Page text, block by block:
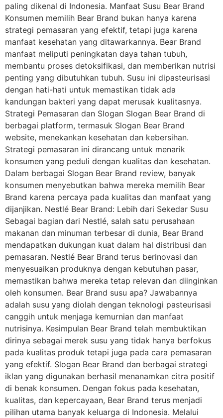
paling dikenal di Indonesia. Manfaat Susu Bear Brand
Konsumen memilih Bear Brand bukan hanya karena
strategi pemasaran yang efektif, tetapi juga karena
manfaat kesehatan yang ditawarkannya. Bear Brand
manfaat meliputi peningkatan daya tahan tubuh,
membantu proses detoksifikasi, dan memberikan nutrisi
penting yang dibutuhkan tubuh. Susu ini dipasteurisasi
dengan hati-hati untuk memastikan tidak ada
kandungan bakteri yang dapat merusak kualitasnya.
Strategi Pemasaran dan Slogan Slogan Bear Brand di
berbagai platform, termasuk Slogan Bear Brand
website, menekankan kesehatan dan kebersihan.
Strategi pemasaran ini dirancang untuk menarik
konsumen yang peduli dengan kualitas dan kesehatan.
Dalam berbagai Slogan Bear Brand review, banyak
konsumen menyebutkan bahwa mereka memilih Bear
Brand karena percaya pada kualitas dan manfaat yang
dijanjikan. Nestlé Bear Brand: Lebih dari Sekedar Susu
Sebagai bagian dari Nestlé, salah satu perusahaan
makanan dan minuman terbesar di dunia, Bear Brand
mendapatkan dukungan kuat dalam hal distribusi dan
pemasaran. Nestlé Bear Brand terus berinovasi dan
menyesuaikan produknya dengan kebutuhan pasar,
memastikan bahwa mereka tetap relevan dan diinginkan
oleh konsumen. Bear Brand susu apa? Jawabannya
adalah susu yang diolah dengan teknologi pasteurisasi
canggih untuk menjaga kemurnian dan manfaat
nutrisinya. Kesimpulan Bear Brand telah membuktikan
dirinya sebagai merek susu yang tidak hanya berfokus
pada kualitas produk tetapi juga pada cara pemasaran
yang efektif. Slogan Bear Brand dan berbagai strategi
iklan yang digunakan berhasil menanamkan citra positif
di benak konsumen. Dengan fokus pada kesehatan,
kualitas, dan kepercayaan, Bear Brand terus menjadi
pilihan utama banyak keluarga di Indonesia. Melalui